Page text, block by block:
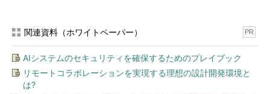
関連資料（ホワイトペーパー） PR
AIシステムのセキュリティを確保するためのプレイブック
リモートコラボレーションを実現する理想の設計開発環境と
は?